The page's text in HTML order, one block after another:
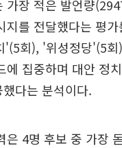
가장 적은 발언량
지를 전달했다는 평
회), '위성정당'(5회
에 집중하며 대안 정
다는 분석이다.
은 4명 후보 중 가장